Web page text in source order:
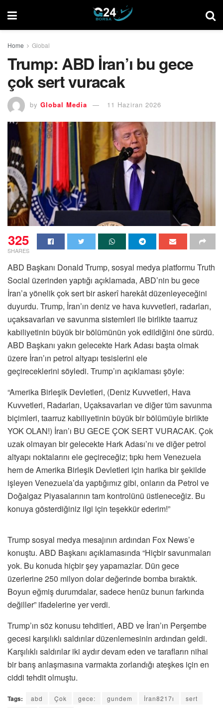
Home Global
Trump: ABD İran’ı bu gece
çok sert vuracak
by Global Media 11 Haziran 2026
325
SHARES
ABD Başkanı Donald Trump, sosyal medya platformu Truth
Social üzerinden yaptığı açıklamada, ABD’nin bu gece
İran’a yönelik çok sert bir askerî harekât düzenleyeceğini
duyurdu. Trump, İran’ın deniz ve hava kuvvetleri, radarları,
uçaksavarları ve savunma sistemleri ile birlikte taarruz
kabiliyetinin büyük bir bölümünün yok edildiğini öne sürdü.
ABD Başkanı yakın gelecekte Hark Adası başta olmak
üzere İran’ın petrol altyapı tesislerini ele
geçireceklerini söyledi. Trump’ın açıklaması şöyle:
“Amerika Birleşik Devletleri, (Deniz Kuvvetleri, Hava
Kuvvetleri, Radarları, Uçaksavarları ve diğer tüm savunma
biçimleri, taarruz kabiliyetinin büyük bir bölümüyle birlikte
YOK OLAN!) İran’ı BU GECE ÇOK SERT VURACAK. Çok
uzak olmayan bir gelecekte Hark Adası’nı ve diğer petrol
altyapı noktalarını ele geçireceğiz; tıpkı hem Venezuela
hem de Amerika Birleşik Devletleri için harika bir şekilde
işleyen Venezuela’da yaptığımız gibi, onların da Petrol ve
Doğalgaz Piyasalarının tam kontrolünü üstleneceğiz. Bu
konuya gösterdiğiniz ilgi için teşekkür ederim!”
Trump sosyal medya mesajının ardından Fox News’e
konuştu. ABD Başkanı açıklamasında “Hiçbir savunmaları
yok. Bu konuda hiçbir şey yapamazlar. Dün gece
üzerlerine 250 milyon dolar değerinde bomba bıraktık.
Boyun eğmiş durumdalar, sadece henüz bunun farkında
değiller” ifadelerine yer verdi.
Trump’ın söz konusu tehditleri, ABD ve İran’ın Perşembe
gecesi karşılıklı saldırılar düzenlemesinin ardından geldi.
Karşılıklı saldırılar iki aydır devam eden ve tarafların nihai
bir barış anlaşmasına varmakta zorlandığı ateşkes için en
ciddi tehdit olmuştu.
Tags: abd Çok gece: gundem İran8217ı
sert